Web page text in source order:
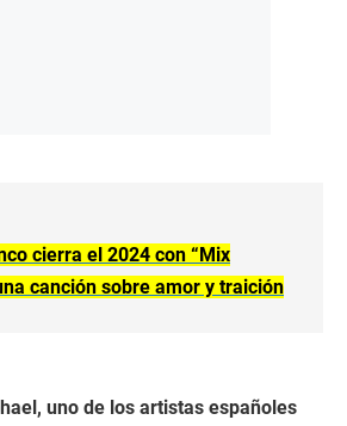
cierra el 2024 con “Mix
canción sobre amor y traición
uno de los artistas españoles